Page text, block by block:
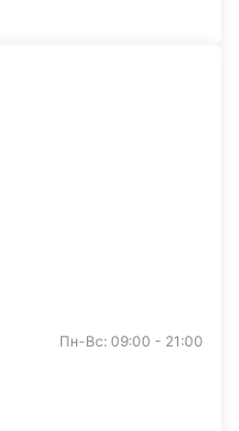
Пн-Вс: 09:00 - 21:00